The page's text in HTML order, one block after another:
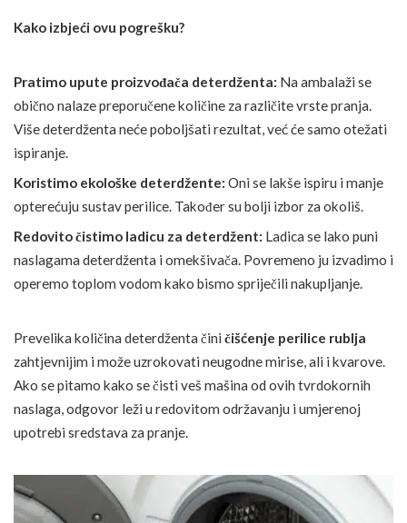
Kako izbjeći ovu pogrešku?
Pratimo upute proizvođača deterdženta: Na ambalaži se
obično nalaze preporučene količine za različite vrste pranja.
Više deterdženta neće poboljšati rezultat, već će samo otežati
ispiranje.
Koristimo ekološke deterdžente: Oni se lakše ispiru i manje
opterećuju sustav perilice. Također su bolji izbor za okoliš.
Redovito čistimo ladicu za deterdžent: Ladica se lako puni
naslagama deterdženta i omekšivača. Povremeno ju izvadimo i
operemo toplom vodom kako bismo spriječili nakupljanje.
Prevelika količina deterdženta čini čišćenje perilice rublja
zahtjevnijim i može uzrokovati neugodne mirise, ali i kvarove.
Ako se pitamo kako se čisti veš mašina od ovih tvrdokornih
naslaga, odgovor leži u redovitom održavanju i umjerenoj
upotrebi sredstava za pranje.